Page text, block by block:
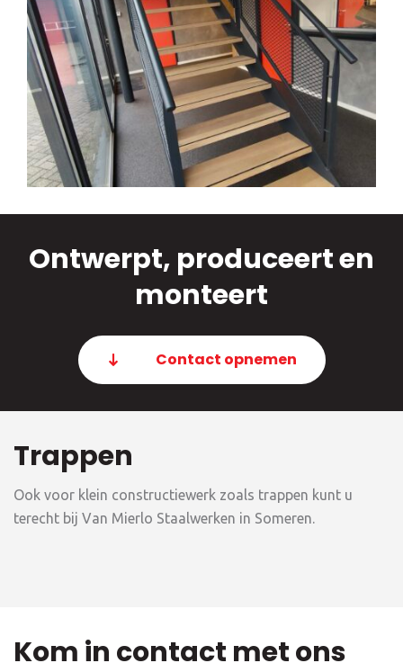
Ontwerpt, produceert en
monteert
Contact opnemen
Trappen
Ook voor klein constructiewerk zoals trappen kunt u
terecht bij Van Mierlo Staalwerken in Someren.
Kom in contact met ons